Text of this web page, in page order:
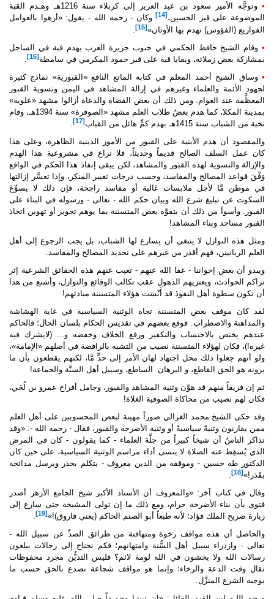
•
وتوجَّه الأمير سعود بن عبد العزيز إلى كربلاء سنة 1216هـ وهـدم القبة
الموضوعة على قبر الحسين، [14] وكان - رحمه الله - يقول: «أرهوا بالعوامل
الفواريع (الفؤوس) نهدم بها الأوثان»[15]
.
• وقام الشيخ حافظ الحكمي في جنوب جزيرة العرب بهدم قبة في الساحل
بمشاركة بعض زملائه، وبقايا قبة على قبر حمود المكرمي في سامطة [16]
.
•وساق الشيخ أحمد المعلم في كتابه الماتع النافع «القبورية» نماذج كثيرة
لجهود الأئمة والعلماء وغيرهم في إزالة المشاهد في اليمن وتسوية القبور
المعظَّمة عند العوام. ومن ذلك أن بعض القضاة والدعاة أزالوا مشهد «علوية»
بمدينة المكلا، كما هدم بعضُ طلاب العلم مشهد «الصوفرة» سنة 1394هـ، وقام
نخبة من الشباب سنة 1415هـ بهدم كمٍّ هائل من القباب
[17]
.
والمقصود أن هدم الأبنية على القبور من الأمور الدينية الظاهرة، وعلى هذا
كان عمل السلف الصالح قديماً وحديثاً، فلا نزاع في مشروعية هذا الهدم
والإزالة والتسوية لهذه القبور والمشاهد، لكن يبقى إنفاذ هذا الحكم في الواقع
وَفْقَ قواعد المصالح والمفاسد، وحسب درجات تغيير المنكر، وإذا تعسَّر إزالتها
في موطن مَّا لأجل ملابسات غالبة أو مفاسد راجحة، فإن ذلك لا يسوِّغ
السكوت عن تبليغ شرع الله وبيان حكم الله - تعالى - ورسوله في البناء على
القبور. وأسوأ من ذلك أن يتفوَّه بعض المتسننة بما يوهم تجويز أو تهوين اتخاذ
القبور مساجد وبناء المشاهد!
ومثل هذه النوازل لا ينبغي أن يسارع لها الشباب، بل يجب الرجوع إلى أهل
العلم الربانيين، فهم أقدر من غيرهم على تحديد المصالح والمفاسد.
ويبدو أن بعض إخواننا - عفا الله عنهم - تغيب عنهم هذه الحقائق الشرعية إثر
تراكم الحوادث، ويعتريهم الذهول عقب تكالب الوقائع والنوازل، وأشنع من هذا
أن تكون سطوة أهل النفوذ قد أَنْسَت هؤلاء المتسننة مبادئهم!
لقد كان موقف بعض المتسننة تجاه الوثنية السياسية في غاية الهشاشة
والمداهنة والاضطراب. فوقع بعضهم في تقديس الحكام بلسان الحال؛ فالحاكم
عندهم يختص بالاحتساب والتكفير ورفع الخلاف وخفضه و... (لايشرك فيه
غيره!)، فكان لهؤلاء المتسننة نصيب من التشبه بالرافضة في أصلهم «الإمامة»،
ولو أنهم جعلوا ذلك محل اجتهاد لهان الأمر إلى حدٍّ مَّا، لكنهم يقطعون بأن ما
يرونه هو الحق القاطع، و البرهان الساطع، وسبيل أهل السنَّة والجماعة!
ثم إن فريقاً منهم قد هوَّن وثنية المشاهد والقبور، وجامل أفراخ عمرو بن لُحَي،
فكان لهم نصيب من محاكاة الصوفية الغلاة!
وقد حكى الشيخ محمد الغزالي صوراً مهينة لبعض المحسوبين على أهل العلم
ممن يقارنون وثنيةً سياسيةً أو وثنية الأضرحة والقبور، فقال - رحمه الله -: «وقد
تذاكر الناسُ أن شيخاً كبيراً من جلَّة العلماء - كما يقولون - كان في المرض
الذي يُسقِط عنه الصلاة لا ينسى أداء مراسم الوثنية السياسية، على حين كان
الدكتور طه حسين - وموقفه من الدين معروف - يتكلم بحذر ويرسل مدائحه
بقَدَر!»[18]
.
وقال في كتاب آخر: «والمعروف أن الأستاذ الأكبر شيخ الجامع الأزهر أصدر
فتوى بأن بناء الأضرحة حرام، ومع ذلك ما إن تولى المشيخة حتى سارع إلى
زيارة ضريح الملك فؤاد؛ لأنه طبعاً أبو الصنم الحاكم (يعني فاروق)!»[19]
.
والحاصل أن هذه مواقف رخوة ومتهافتة من طرائق الصدِّ عن سبيل الله -
تعالى - وازدراء سبيل أهل السُّنة وامتهانهم؛ فكم نحتاج إلى رجالات يبلغون
رسالات الله ولا يخشون في الله لومة لائم؟ فليس التديُّن مجرد محفوظات
تقال وقت الدعة والرخاء؛ وإنما هو مواقف شجاعة تصدع بالحق حسب ما
يوجبه الشرع المنزَّل.